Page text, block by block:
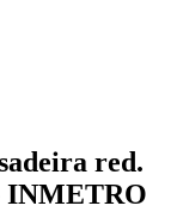
red.
INMETRO